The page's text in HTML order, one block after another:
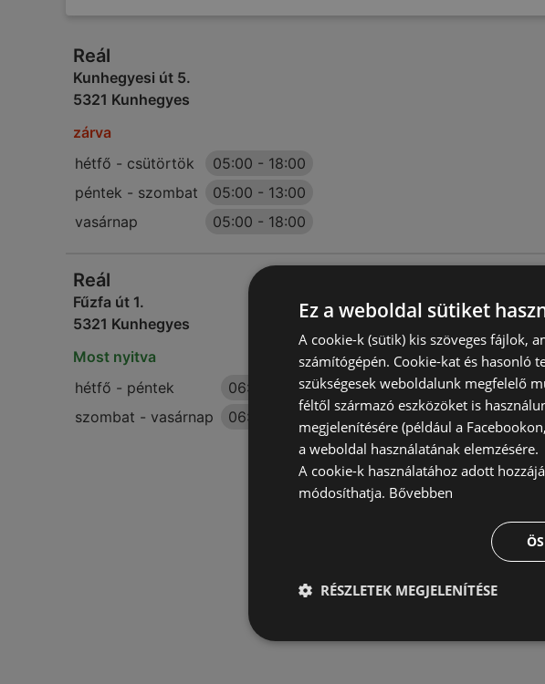
Reál
Kunhegyesi út 5.
5321 Kunhegyes
zárva
hétfő - csütörtök
05:00 - 18:00
péntek - szombat
05:00 - 13:00
vasárnap
05:00 - 18:00
Reál
Fűzfa út 1.
5321 Kunhegyes
Most nyitva
hétfő - péntek
06:00
18:00
szombat - vasárnap
06:00
Ez a weboldal sütiket
A cookie-k (sütik) kis szöveges fájlok,
számítógépén. Cookie-kat és hasonló
szükségesek weboldalunk megfelelő
féltől származó eszközöket is
megjelenítésére (például a
a weboldal használatának elemzésére.
A cookie-k használatához adott
módosíthatja. Bővebben
RÉSZLETEK MEGJELENÍTÉSE